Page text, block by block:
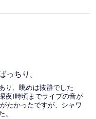
っちり。
り、眺めは抜群でした
夜1時頃までライブの音が
たかったですが、シャワ